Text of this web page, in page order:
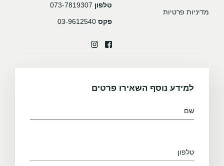
מדיניות פרטיות
טלפון 073-7819307
פקס 03-9612540
למידע נוסף השאירו פרטים